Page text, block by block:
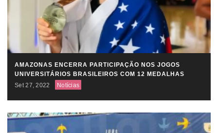
AMAZONAS ENCERRA PARTICIPAÇÃO NOS JOGOS
UNIVERSITÁRIOS BRASILEIROS COM 12 MEDALHAS
Set 27, 2022
Notícias